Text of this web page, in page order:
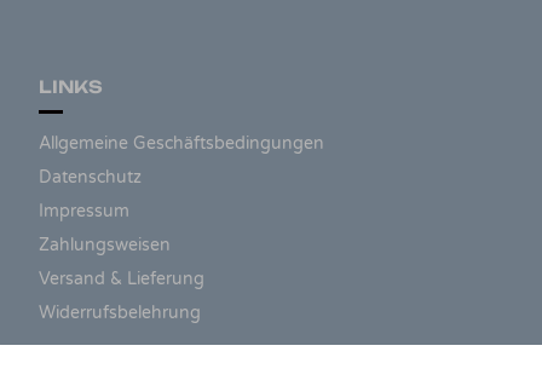
LINKS
Allgemeine Geschäftsbedingungen
Datenschutz
Impressum
Zahlungsweisen
Versand & Lieferung
Widerrufsbelehrung